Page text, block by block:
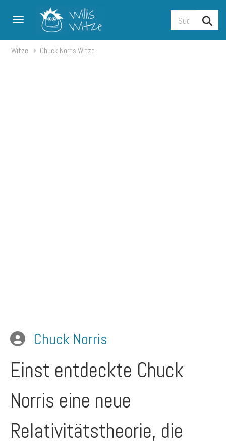
Toggle navigation
Witze Chuck Norris Witze
Chuck Norris
Einst entdeckte Chuck
Norris eine neue
Relativitätstheorie, die